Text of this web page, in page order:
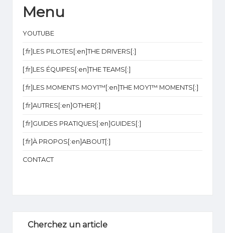
1
Menu
YOUTUBE
[:fr]LES PILOTES[:en]THE DRIVERS[:]
[:fr]LES ÉQUIPES[:en]THE TEAMS[:]
[:fr]LES MOMENTS MOY1™[:en]THE MOY1™ MOMENTS[:]
[:fr]AUTRES[:en]OTHER[:]
[:fr]GUIDES PRATIQUES[:en]GUIDES[:]
[:fr]À PROPOS[:en]ABOUT[:]
CONTACT
Cherchez un article